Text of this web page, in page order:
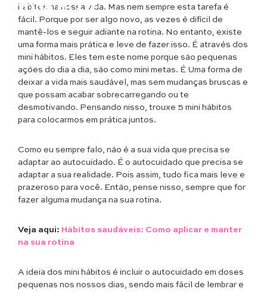
rotina HOJE
hábitos na nossa vida. Mas nem sempre esta tarefa é
fácil. Porque por ser algo novo, as vezes é difícil de
mantê-los e seguir adiante na rotina. No entanto, existe
uma forma mais prática e leve de fazer isso. É através dos
mini hábitos. Eles tem este nome porque são pequenas
ações do dia a dia, são como mini metas. É Uma forma de
deixar a vida mais saudável, mas sem mudanças bruscas e
que possam acabar sobrecarregando ou te
desmotivando. Pensando nisso, trouxe 5 mini hábitos
para colocarmos em prática juntos.
Como eu sempre falo, não é a sua vida que precisa se
adaptar ao autocuidado. É o autocuidado que precisa se
adaptar a sua realidade. Pois assim, tudo fica mais leve e
prazeroso para você. Então, pense nisso, sempre que for
fazer alguma mudança na sua rotina.
Veja aqui: Hábitos saudáveis: Como aplicar e manter
na sua rotina
A ideia dos mini hábitos é incluir o autocuidado em doses
pequenas nos nossos dias, sendo mais fácil de lembrar e